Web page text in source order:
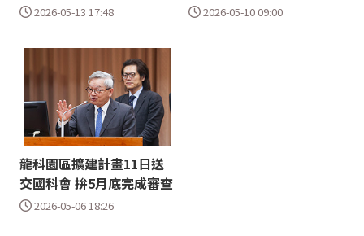
2026-05-13 17:48 2026-05-10 09:00
龍科園區擴建計畫11日送
交國科會 拚5月底完成審查
2026-05-06 18:26